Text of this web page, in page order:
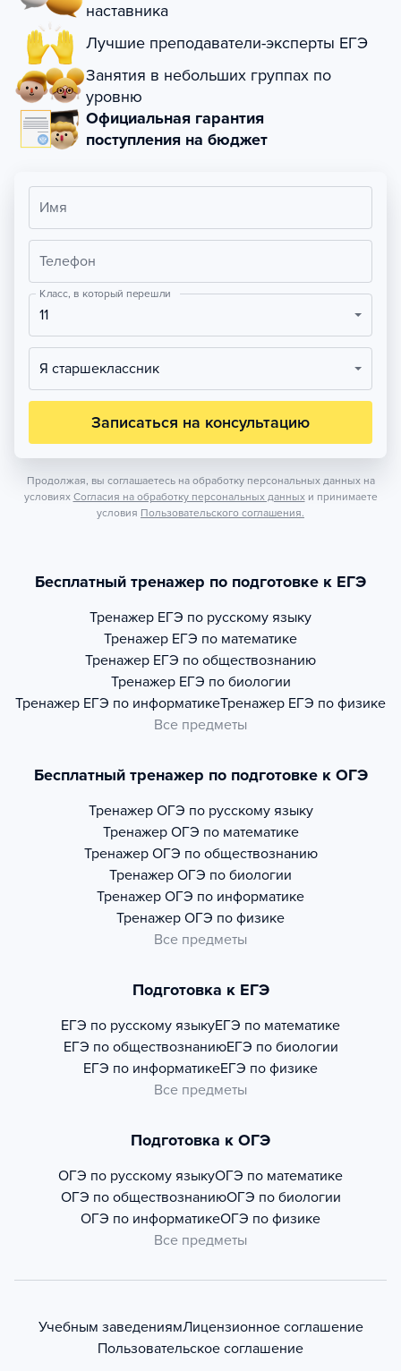
наставника
Лучшие преподаватели-эксперты ЕГЭ
Занятия в небольших группах по
уровню
Официальная гарантия
поступления на бюджет
Имя
Телефон
Класс, в который перешли
11
Я старшеклассник
Записаться на консультацию
Продолжая, вы соглашаетесь на обработку персональных данных на
условиях Согласия на обработку персональных данных и принимаете
условия Пользовательского соглашения.
Бесплатный тренажер по подготовке к ЕГЭ
Тренажер ЕГЭ по русскому языку
Тренажер ЕГЭ по математике
Тренажер ЕГЭ по обществознанию
Тренажер ЕГЭ по биологии
Тренажер ЕГЭ по информатикеТренажер ЕГЭ по физике
Все предметы
Бесплатный тренажер по подготовке к ОГЭ
Тренажер ОГЭ по русскому языку
Тренажер ОГЭ по математике
Тренажер ОГЭ по обществознанию
Тренажер ОГЭ по биологии
Тренажер ОГЭ по информатике
Тренажер ОГЭ по физике
Все предметы
Подготовка к ЕГЭ
ЕГЭ по русскому языкуЕГЭ по математике
ЕГЭ по обществознаниюЕГЭ по биологии
ЕГЭ по информатикеЕГЭ по физике
Все предметы
Подготовка к ОГЭ
ОГЭ по русскому языкуОГЭ по математике
ОГЭ по обществознаниюОГЭ по биологии
ОГЭ по информатикеОГЭ по физике
Все предметы
Учебным заведениямЛицензионное соглашение
Пользовательское соглашение